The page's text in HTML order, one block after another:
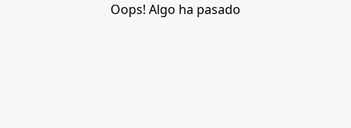
Oops! Algo ha pasado